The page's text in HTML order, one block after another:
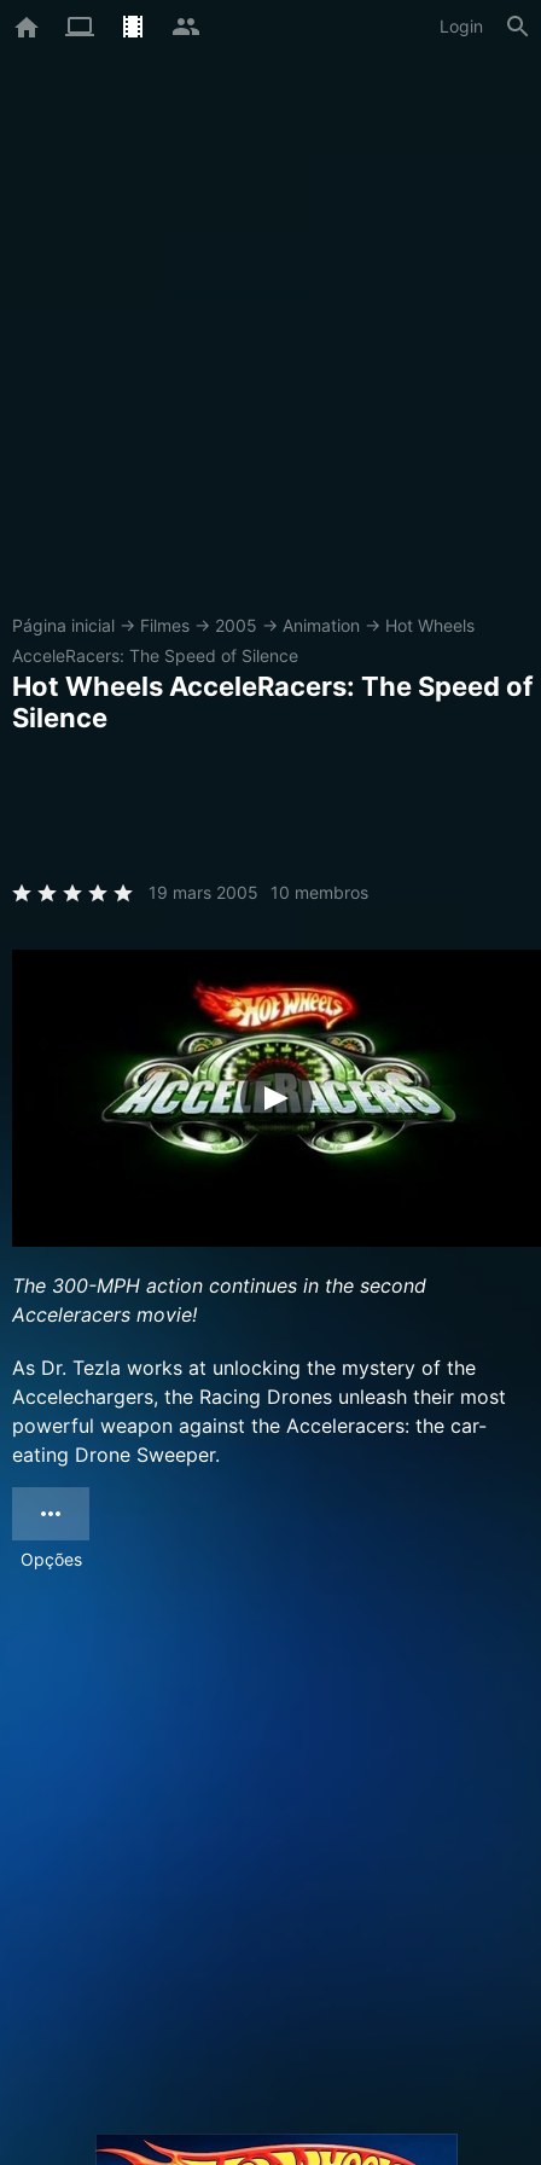
Login
Página inicial → Filmes → 2005 → Animation → Hot Wheels
AcceleRacers: The Speed of Silence
Hot Wheels AcceleRacers: The Speed of
Silence
19 mars 2005 10 membros
The 300-MPH action continues in the second
Acceleracers movie!
As Dr. Tezla works at unlocking the mystery of the
Accelechargers, the Racing Drones unleash their most
powerful weapon against the Acceleracers: the car-
eating Drone Sweeper.
Opções